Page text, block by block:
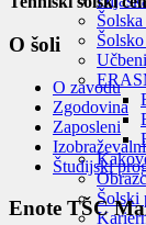
Šolski
O šoli
O zavodu
Zgodovina
Zaposleni
Študijski
Enote TŠC